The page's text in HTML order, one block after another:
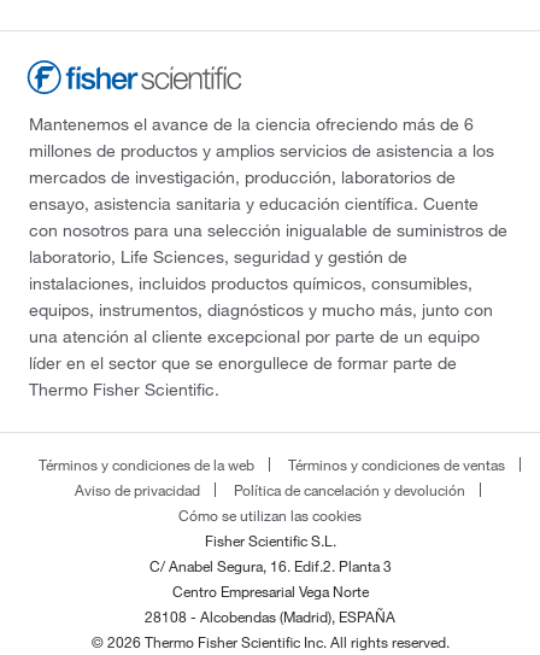
Mantenemos el avance de la ciencia ofreciendo más de 6
millones de productos y amplios servicios de asistencia a los
mercados de investigación, producción, laboratorios de
ensayo, asistencia sanitaria y educación científica. Cuente
con nosotros para una selección inigualable de suministros de
laboratorio, Life Sciences, seguridad y gestión de
instalaciones, incluidos productos químicos, consumibles,
equipos, instrumentos, diagnósticos y mucho más, junto con
una atención al cliente excepcional por parte de un equipo
líder en el sector que se enorgullece de formar parte de
Thermo Fisher Scientific.
Términos y condiciones de la web
Términos y condiciones de ventas
Aviso de privacidad
Política de cancelación y devolución
Cómo se utilizan las cookies
Fisher Scientific S.L.
C/ Anabel Segura, 16. Edif.2. Planta 3
Centro Empresarial Vega Norte
28108 - Alcobendas (Madrid), ESPAÑA
© 2026 Thermo Fisher Scientific Inc. All rights reserved.